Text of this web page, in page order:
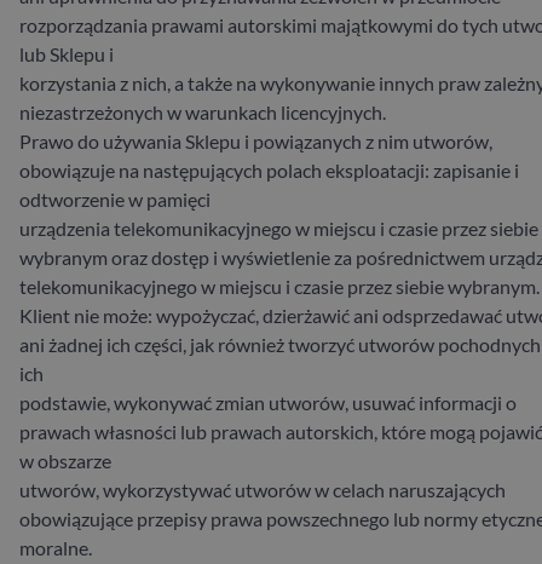
rozporządzania prawami autorskimi majątkowymi do tych
lub Sklepu i
korzystania z nich, a także na wykonywanie innych praw
niezastrzeżonych w warunkach licencyjnych.
Prawo do używania Sklepu i powiązanych z nim utworów,
obowiązuje na następujących polach eksploatacji: zapisanie i
odtworzenie w pamięci
urządzenia telekomunikacyjnego w miejscu i czasie przez siebie
wybranym oraz dostęp i wyświetlenie za pośrednictwem
telekomunikacyjnego w miejscu i czasie przez siebie wybranym.
Klient nie może: wypożyczać, dzierżawić ani odsprzedawać
ani żadnej ich części, jak również tworzyć utworów
ich
podstawie, wykonywać zmian utworów, usuwać informacji o
prawach własności lub prawach autorskich, które mogą
w obszarze
utworów, wykorzystywać utworów w celach naruszających
obowiązujące przepisy prawa powszechnego lub normy
moralne.